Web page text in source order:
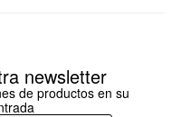
newsletter
de productos en su